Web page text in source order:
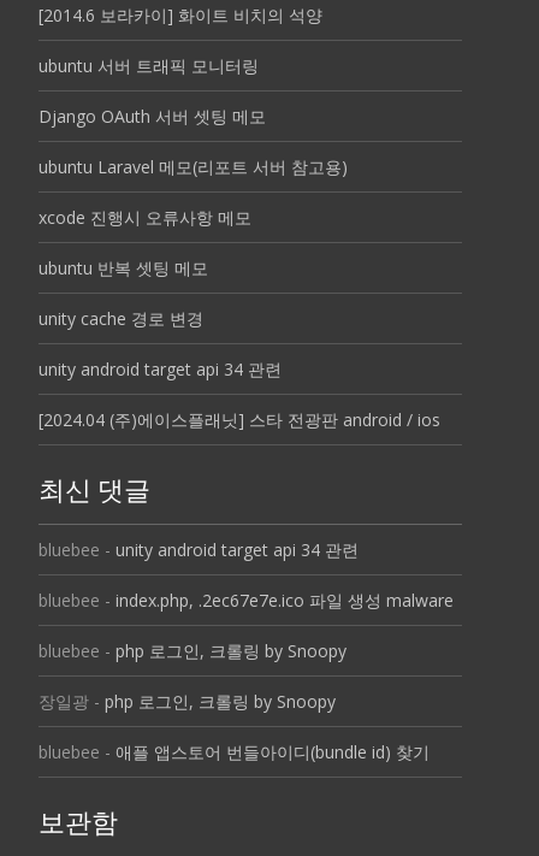
[2014.6 보라카이] 화이트 비치의 석양
ubuntu 서버 트래픽 모니터링
Django OAuth 서버 셋팅 메모
ubuntu Laravel 메모(리포트 서버 참고용)
xcode 진행시 오류사항 메모
ubuntu 반복 셋팅 메모
unity cache 경로 변경
unity android target api 34 관련
[2024.04 (주)에이스플래닛] 스타 전광판 android / ios
최신 댓글
bluebee - unity android target api 34 관련
bluebee - index.php, .2ec67e7e.ico 파일 생성 malware
bluebee - php 로그인, 크롤링 by Snoopy
장일광 - php 로그인, 크롤링 by Snoopy
bluebee - 애플 앱스토어 번들아이디(bundle id) 찾기
보관함